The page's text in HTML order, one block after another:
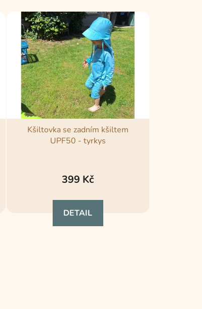
Kšiltovka se zadním kšiltem
UPF50 - tyrkys
hodnocení
je
5,0
z
399 Kč
DETAIL